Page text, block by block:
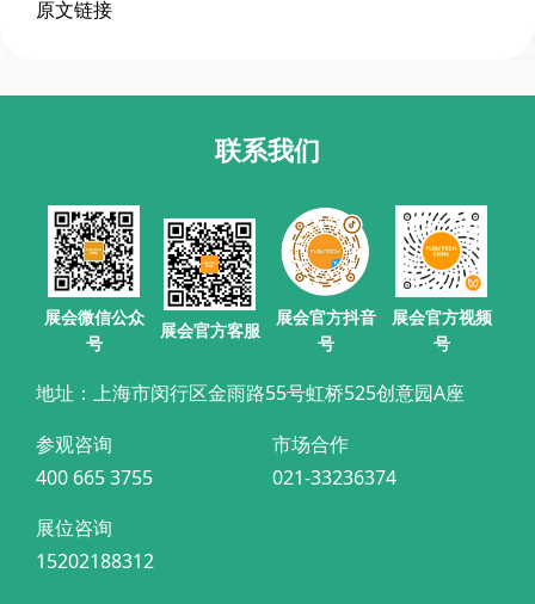
原文链接
联系我们
展会微信公众
号
展会官方客服
展会官方抖音
号
展会官方视频
号
地址：上海市闵行区金雨路55号虹桥525创意园A座
参观咨询
400 665 3755
市场合作
021-33236374
展位咨询
15202188312